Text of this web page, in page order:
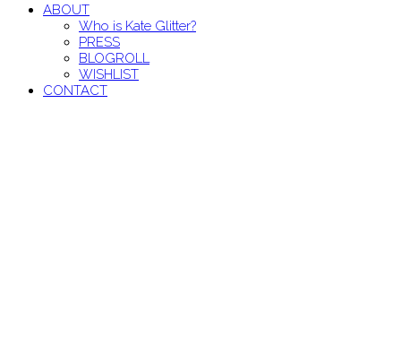
ABOUT
Who is Kate Glitter?
PRESS
BLOGROLL
WISHLIST
CONTACT